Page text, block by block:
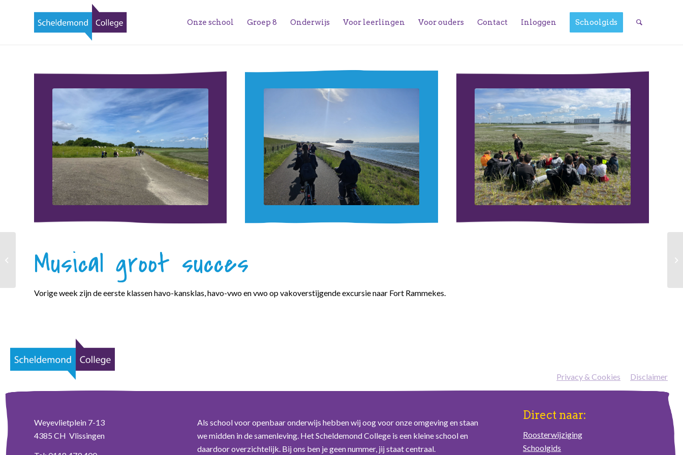
Onze school Groep 8 Onderwijs Voor leerlingen Voor ouders Contact Inloggen Schoolgids
Musical groot succes
Vorige week zijn de eerste klassen havo-kansklas, havo-vwo en vwo op vakoverstijgende excursie naar Fort Rammekes.
Privacy & Cookies Disclaimer
Weyevlietplein 7-13
4385 CH Vlissingen
Als school voor openbaar onderwijs hebben wij oog voor onze omgeving en staan
we midden in de samenleving. Het Scheldemond College is een kleine school en
daardoor overzichtelijk. Bij ons ben je geen nummer, jij staat centraal.
Direct naar:
Roosterwijziging
Schoolgids
Afsluiting examens voor
havo en vwo-leerlingen